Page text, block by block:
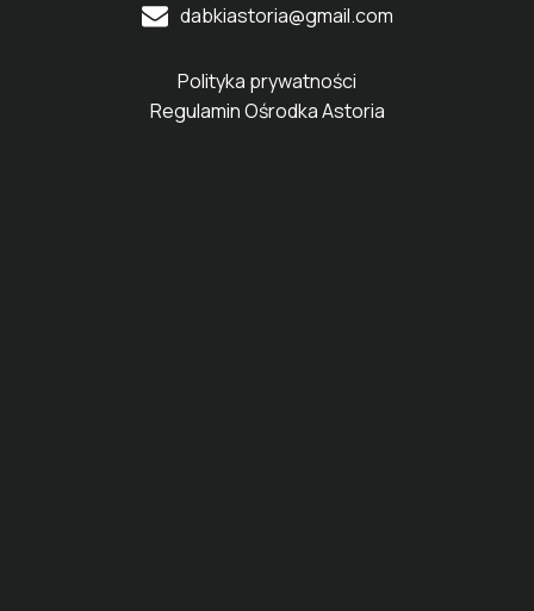
dabkiastoria@gmail.com
Polityka prywatności
Regulamin Ośrodka Astoria